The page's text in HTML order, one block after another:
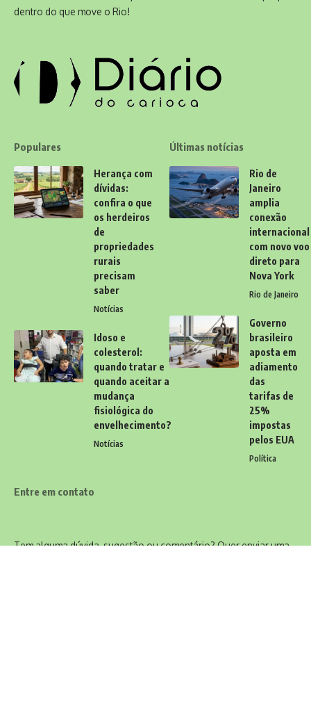
dentro do que move o Rio!
Populares
Herança com
dívidas:
confira o que
os herdeiros
de
propriedades
rurais
precisam
saber
Notícias
Idoso e
colesterol:
quando tratar e
quando aceitar a
mudança
fisiológica do
envelhecimento?
Notícias
Últimas notícias
Rio de
Janeiro
amplia
conexão
internacional
com novo voo
direto para
Nova York
Rio de Janeiro
Governo
brasileiro
aposta em
adiamento
das
tarifas de
25%
impostas
pelos EUA
Política
Entre em contato
Tem alguma dúvida, sugestão ou comentário? Quer enviar uma